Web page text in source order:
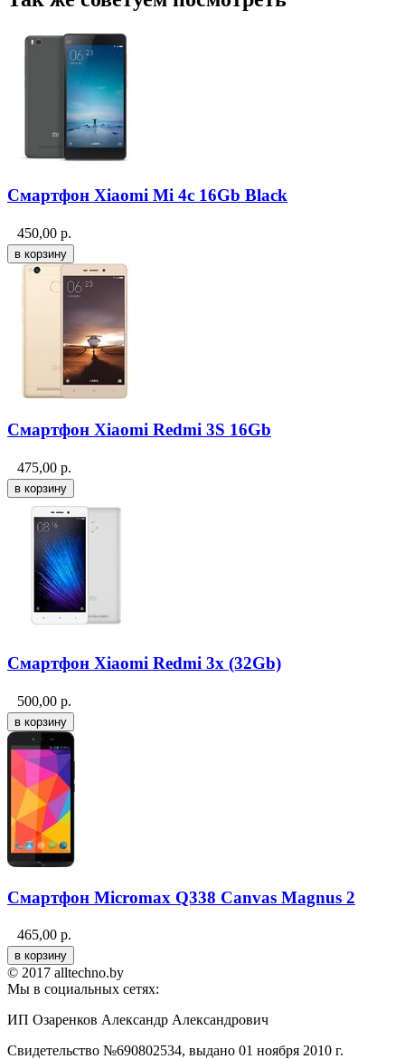
Смартфон Xiaomi Mi 4c 16Gb Black
450,00 р.
Смартфон Xiaomi Redmi 3S 16Gb
475,00 р.
Смартфон Xiaomi Redmi 3x (32Gb)
500,00 р.
Смартфон Micromax Q338 Canvas Magnus 2
465,00 р.
© 2017 alltechno.by
Мы в социальных сетях:
ИП Озаренков Александр Александрович
Свидетельство №690802534, выдано 01 ноября 2010 г.